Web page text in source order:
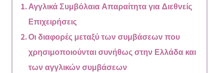
Αγγλικά Συμβόλαια Απαραίτητα για Διεθνείς
Επιχειρήσεις
Οι διαφορές μεταξύ των συμβάσεων που
χρησιμοποιούνται συνήθως στην Ελλάδα και
των αγγλικών συμβάσεων